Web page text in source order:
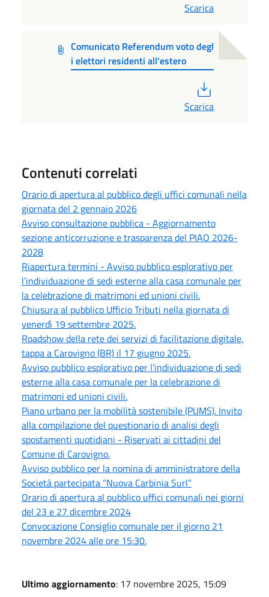
Scarica
Comunicato Referendum voto degl
i elettori residenti all'estero
Scarica
Contenuti correlati
Orario di apertura al pubblico degli uffici comunali nella
giornata del 2 gennaio 2026
Avviso consultazione pubblica - Aggiornamento
sezione anticorruzione e trasparenza del PIAO 2026-
2028
Riapertura termini - Avviso pubblico esplorativo per
l’individuazione di sedi esterne alla casa comunale per
la celebrazione di matrimoni ed unioni civili.
Chiusura al pubblico Ufficio Tributi nella giornata di
venerdì 19 settembre 2025.
Roadshow della rete dei servizi di facilitazione digitale,
tappa a Carovigno (BR) il 17 giugno 2025.
Avviso pubblico esplorativo per l’individuazione di sedi
esterne alla casa comunale per la celebrazione di
matrimoni ed unioni civili.
Piano urbano per la mobilità sostenibile (PUMS). Invito
alla compilazione del questionario di analisi degli
spostamenti quotidiani - Riservati ai cittadini del
Comune di Carovigno.
Avviso pubblico per la nomina di amministratore della
Società partecipata “Nuova Carbinia Surl”
Orario di apertura al pubblico uffici comunali nei giorni
del 23 e 27 dicembre 2024
Convocazione Consiglio comunale per il giorno 21
novembre 2024 alle ore 15:30.
Ultimo aggiornamento: 17 novembre 2025, 15:09